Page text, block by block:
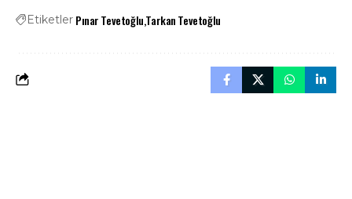
Etiketler Pınar TevetoğluTarkan Tevetoğlu